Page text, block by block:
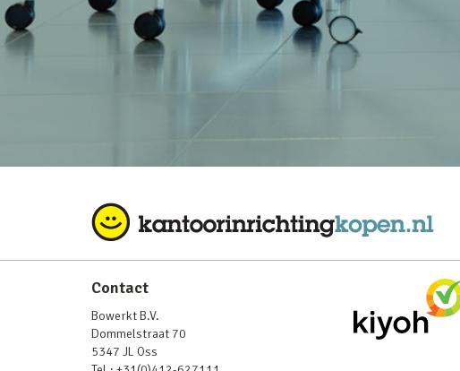
Contact
Bowerkt B.V.
Dommelstraat 70
5347 JL Oss